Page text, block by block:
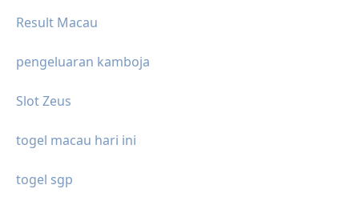
Result Macau
pengeluaran kamboja
Slot Zeus
togel macau hari ini
togel sgp